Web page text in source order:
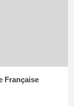
Française